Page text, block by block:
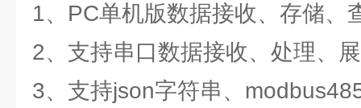
1、PC单机版数据接收、存储、
2、支持串口数据接收、处理、
3、支持json字符串、